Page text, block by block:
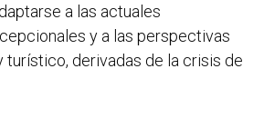
a las actuales
y a las perspectivas
turístico, derivadas de la crisis de